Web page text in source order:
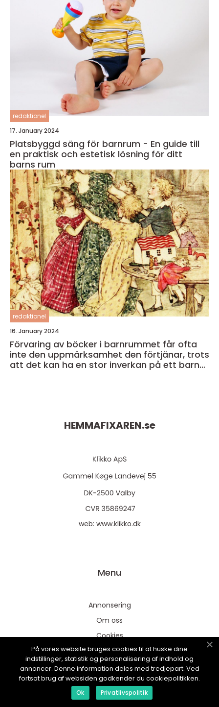
redaktionel
17. January 2024
Platsbyggd säng för barnrum - En guide till
en praktisk och estetisk lösning för ditt
barns rum
redaktionel
16. January 2024
Förvaring av böcker i barnrummet får ofta
inte den uppmärksamhet den förtjänar, trots
att det kan ha en stor inverkan på ett barns
HEMMAFIXAREN.se
web: www.klikko.dk
Menu
Annonsering
Om oss
Cookies
Kontakta oss
Sitemap
På vores website bruges cookies til at huske dine
indstillinger, statistik og personalisering af indhold og
annoncer. Denne information deles med tredjepart. Ved
fortsat brug af websiden godkender du cookiepolitikken.
Ok Privatlivspolitik